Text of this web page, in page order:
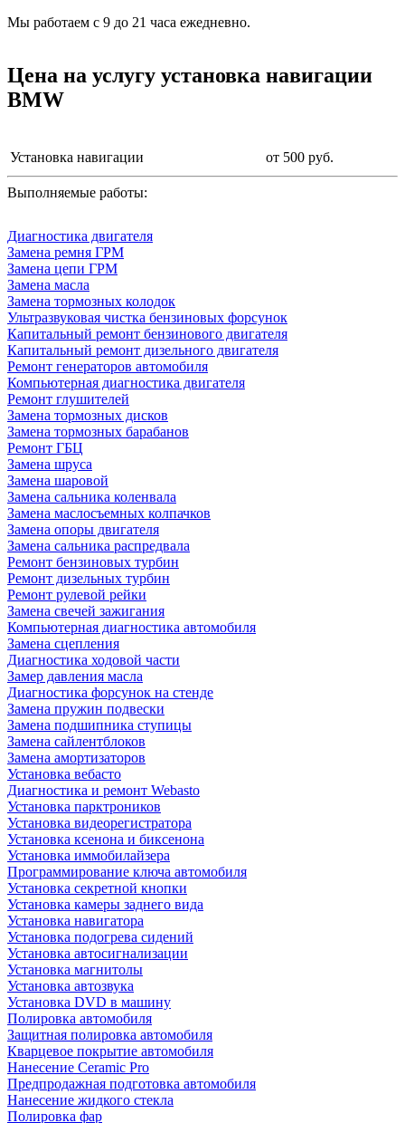
Мы работаем с 9 до 21 часа ежедневно.
Цена на услугу установка навигации
BMW
Установка навигации от 500 руб.
Выполняемые работы:
Диагностика двигателя
Замена ремня ГРМ
Замена цепи ГРМ
Замена масла
Замена тормозных колодок
Ультразвуковая чистка бензиновых форсунок
Капитальный ремонт бензинового двигателя
Капитальный ремонт дизельного двигателя
Ремонт генераторов автомобиля
Компьютерная диагностика двигателя
Ремонт глушителей
Замена тормозных дисков
Замена тормозных барабанов
Ремонт ГБЦ
Замена шруса
Замена шаровой
Замена сальника коленвала
Замена маслосъемных колпачков
Замена опоры двигателя
Замена сальника распредвала
Ремонт бензиновых турбин
Ремонт дизельных турбин
Ремонт рулевой рейки
Замена свечей зажигания
Компьютерная диагностика автомобиля
Замена сцепления
Диагностика ходовой части
Замер давления масла
Диагностика форсунок на стенде
Замена пружин подвески
Замена подшипника ступицы
Замена сайлентблоков
Замена амортизаторов
Установка вебасто
Диагностика и ремонт Webasto
Установка парктроников
Установка видеорегистратора
Установка ксенона и биксенона
Установка иммобилайзера
Программирование ключа автомобиля
Установка секретной кнопки
Установка камеры заднего вида
Установка навигатора
Установка подогрева сидений
Установка автосигнализации
Установка магнитолы
Установка автозвука
Установка DVD в машину
Полировка автомобиля
Защитная полировка автомобиля
Кварцевое покрытие автомобиля
Нанесение Ceramic Pro
Предпродажная подготовка автомобиля
Нанесение жидкого стекла
Полировка фар